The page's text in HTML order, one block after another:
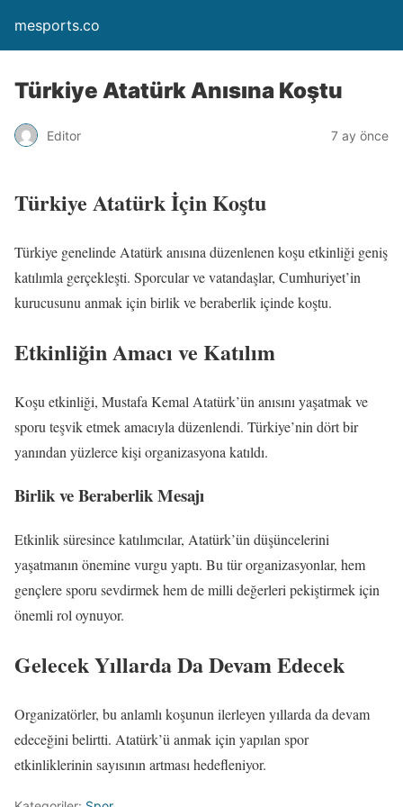
mesports.co
Türkiye Atatürk Anısına Koştu
Editor 7 ay önce
Türkiye Atatürk İçin Koştu
Türkiye genelinde Atatürk anısına düzenlenen koşu etkinliği geniş
katılımla gerçekleşti. Sporcular ve vatandaşlar, Cumhuriyet’in
kurucusunu anmak için birlik ve beraberlik içinde koştu.
Etkinliğin Amacı ve Katılım
Koşu etkinliği, Mustafa Kemal Atatürk’ün anısını yaşatmak ve
sporu teşvik etmek amacıyla düzenlendi. Türkiye’nin dört bir
yanından yüzlerce kişi organizasyona katıldı.
Birlik ve Beraberlik Mesajı
Etkinlik süresince katılımcılar, Atatürk’ün düşüncelerini
yaşatmanın önemine vurgu yaptı. Bu tür organizasyonlar, hem
gençlere sporu sevdirmek hem de milli değerleri pekiştirmek için
önemli rol oynuyor.
Gelecek Yıllarda Da Devam Edecek
Organizatörler, bu anlamlı koşunun ilerleyen yıllarda da devam
edeceğini belirtti. Atatürk’ü anmak için yapılan spor
etkinliklerinin sayısının artması hedefleniyor.